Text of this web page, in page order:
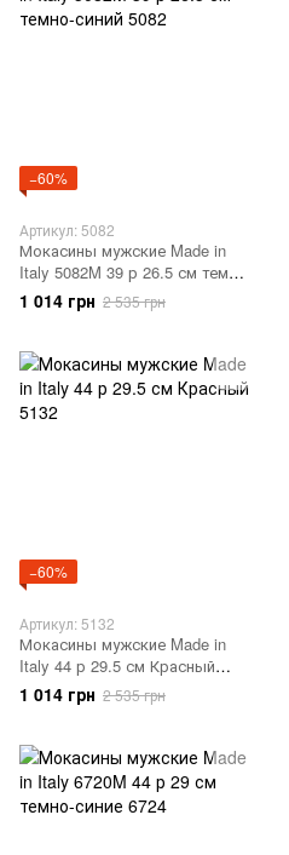
−60%
Артикул: 5082
Мокасины мужские Made in
Italy 5082M 39 р 26.5 см темно-
синий 5082
1 014 грн 2 535 грн
−60%
Артикул: 5132
Мокасины мужские Made in
Italy 44 р 29.5 см Красный
5132
1 014 грн 2 535 грн